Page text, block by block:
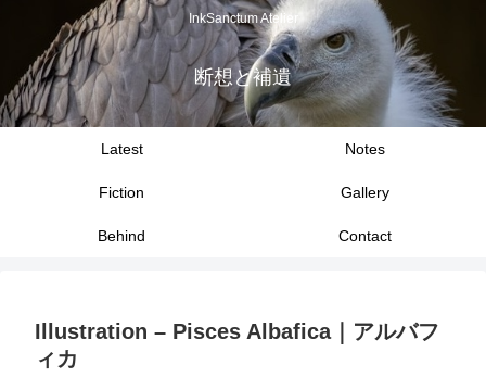
InkSanctum Atelier
断想と補遺
Latest Notes
Fiction Gallery
Behind Contact
Illustration – Pisces Albafica｜アルバフ
ィカ